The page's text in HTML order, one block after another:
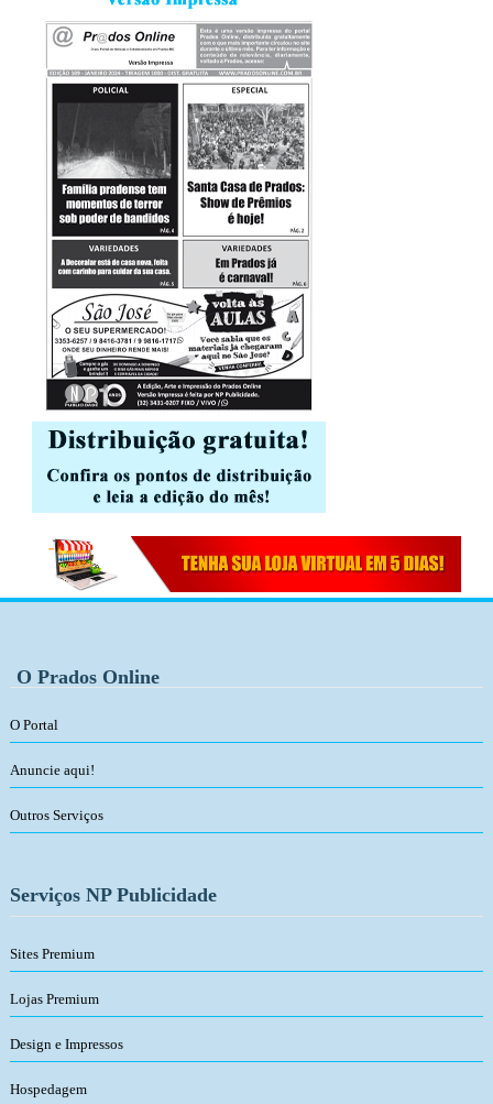
O Prados Online
O Portal
Anuncie aqui!
Outros Serviços
Serviços NP Publicidade
Sites Premium
Lojas Premium
Design e Impressos
Hospedagem